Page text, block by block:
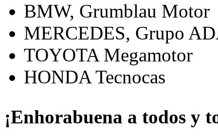
BMW, Grumblau Motor
MERCEDES, Grupo
TOYOTA Megamotor
HONDA Tecnocas
¡Enhorabuena a todos y